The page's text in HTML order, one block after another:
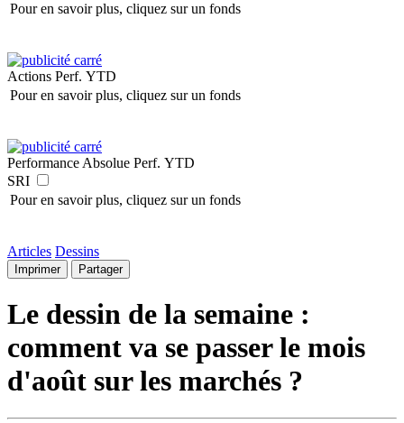
Pour en savoir plus, cliquez sur un fonds
Actions Perf. YTD
Pour en savoir plus, cliquez sur un fonds
Performance Absolue Perf. YTD
SRI
Pour en savoir plus, cliquez sur un fonds
Articles Dessins
Imprimer Partager
Le dessin de la semaine :
comment va se passer le mois
d'août sur les marchés ?